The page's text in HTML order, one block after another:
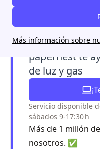
Más información sobre
sus precios,
contratarlas paso a
papernest te
de luz y gas
Servicio disponible
sábados 9-17:30 h
Más de 1 millón
nosotros. ✅